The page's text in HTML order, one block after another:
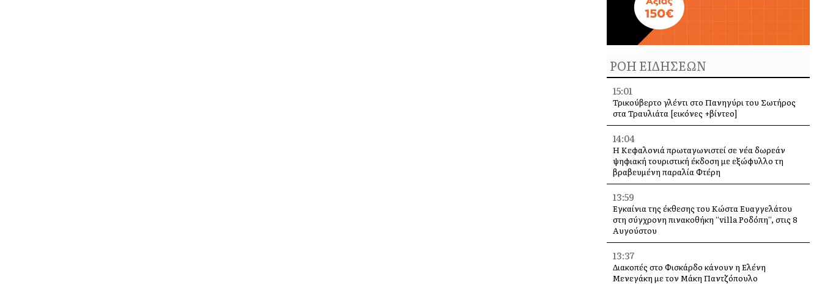
ΡΟΗ ΕΙΔΗΣΕΩΝ
15:01
Τρικούβερτο γλέντι στο Πανηγύρι του Σωτήρος
στα Τραυλιάτα [εικόνες +βίντεο]
14:04
Η Κεφαλονιά πρωταγωνιστεί σε νέα δωρεάν
ψηφιακή τουριστική έκδοση με εξώφυλλο τη
βραβευμένη παραλία Φτέρη
13:59
Εγκαίνια της έκθεσης του Κώστα Ευαγγελάτου
στη σύγχρονη πινακοθήκη “villa Ροδόπη”, στις 8
Αυγούστου
13:37
Διακοπές στο Φισκάρδο κάνουν η Ελένη
Μενεγάκη με τον Μάκη Παντζόπουλο